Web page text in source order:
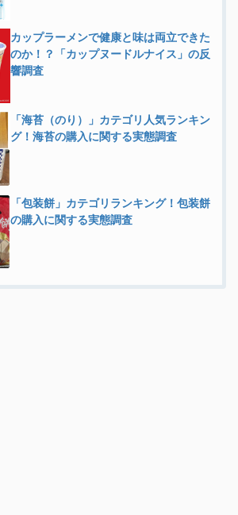
カップラーメンで健康と味は両立できた
のか！？「カップヌードルナイス」の反
響調査
「海苔（のり）」カテゴリ人気ランキン
グ！海苔の購入に関する実態調査
「包装餅」カテゴリランキング！包装餅
の購入に関する実態調査